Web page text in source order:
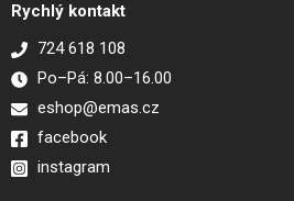
Rychlý kontakt
724 618 108
Po–Pá: 8.00–16.00
eshop@emas.cz
facebook
instagram